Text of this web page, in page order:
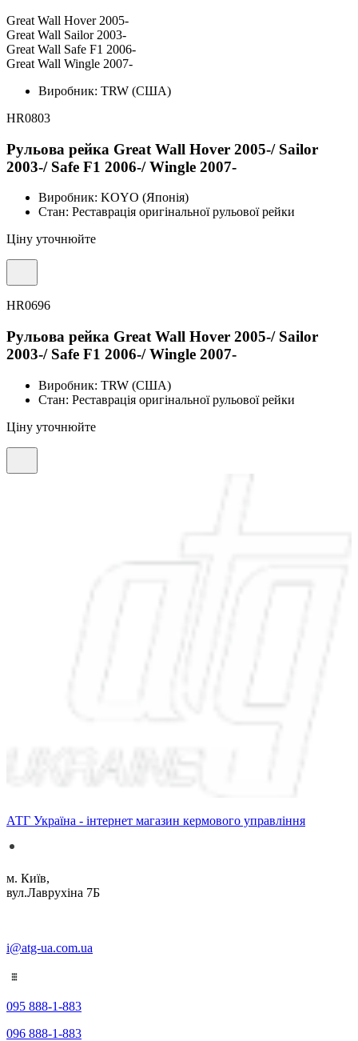
Great Wall Hover 2005-
Great Wall Sailor 2003-
Great Wall Safe F1 2006-
Great Wall Wingle 2007-
Виробник: TRW (США)
HR0803
Рульова рейка Great Wall Hover 2005-/ Sailor
2003-/ Safe F1 2006-/ Wingle 2007-
Виробник: KOYO (Японія)
Стан: Реставрація оригінальної рульової рейки
Ціну уточнюйте
HR0696
Рульова рейка Great Wall Hover 2005-/ Sailor
2003-/ Safe F1 2006-/ Wingle 2007-
Виробник: TRW (США)
Стан: Реставрація оригінальної рульової рейки
Ціну уточнюйте
АТГ Україна - інтернет магазин кермового управління
м. Київ,
вул.Лаврухіна 7Б
i@atg-ua.com.ua
095 888-1-883
096 888-1-883